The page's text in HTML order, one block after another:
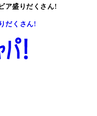
ア盛りだくさん!
だくさん!